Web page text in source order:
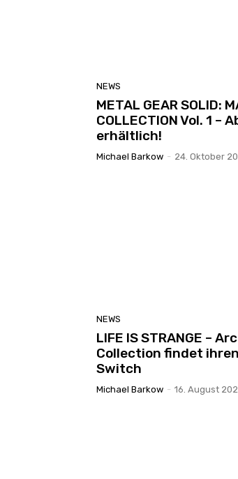
NEWS
METAL GEAR SOLID:
COLLECTION Vol. 1 –
erhältlich!
Michael Barkow - 24. Oktober
NEWS
LIFE IS STRANGE –
Collection findet
Switch
Michael Barkow - 16. August